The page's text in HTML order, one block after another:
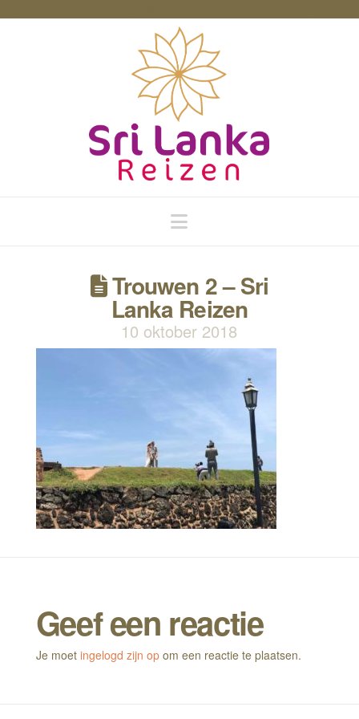
Navigation
Trouwen 2 – Sri
Lanka Reizen
10 oktober 2018
Geef een reactie
Je moet ingelogd zijn opom een reactie te plaatsen.